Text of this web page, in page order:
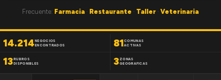
Frecuente: Farmacia · Restaurante · Taller · Veterinaria
14.214NEGOCIOS
ENCONTRADOS
81 COMUNAS
ACTIVAS
13RUBROS
DISPONIBLES
3 ZONAS
GEOGRAFICAS